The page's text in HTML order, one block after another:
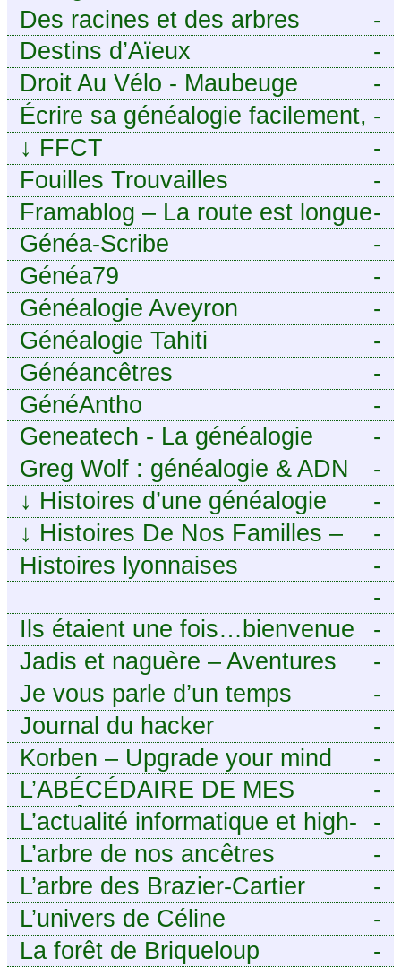
-
Des racines et des arbres
-
Destins d’Aïeux
-
Droit Au Vélo - Maubeuge
Sambre-Avesnois
-
Écrire sa généalogie facilement,
sans stress avec Généalordi
-
↓ FFCT
-
Fouilles Trouvailles
-
Framablog – La route est longue
mais la voie est libre…
-
Généa-Scribe
-
Généa79
-
Généalogie Aveyron
-
Généalogie Tahiti
-
Généancêtres
-
GénéAntho
-
Geneatech - La généalogie
numérique à portée de tous
-
Greg Wolf : généalogie & ADN
-
↓ Histoires d’une généalogie
Léonarde
-
↓ Histoires De Nos Familles –
Blog de généalogie
-
Histoires lyonnaises
-
https://
-
Ils étaient une fois…bienvenue
chez mes ancêtres. – Une
histoire tourangelle, mais pas
seulement.
-
Jadis et naguère – Aventures
généalogiques de l’Atlantique
aux contreforts des Alpes
-
Je vous parle d’un temps
-
Journal du hacker
-
Korben – Upgrade your mind
-
L’ABÉCÉDAIRE DE MES
ANCÊTRES – Tout ce que
j’aurais aimé savoir sur ma
famille mais n’ai jamais osé
demander
-
L’actualité informatique et high-
tech pour décideurs IT.
-
L’arbre de nos ancêtres
-
L’arbre des Brazier-Cartier
-
L’univers de Céline
-
La forêt de Briqueloup